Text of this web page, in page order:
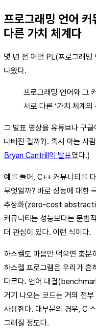
프로그래밍 언어
다른 가치 체계다
몇 년 전 어떤 PL(프로그래밍
나왔다.
프로그래밍 언어와 그
서로 다른 ‘가치 체계의
그 발표 영상을 유튜브나 구
나빠진 걸까?). 혹시 아는 사
Bryan Cantrill의 발표였다.)
예를 들어, C++ 커뮤니티를
무엇일까? 바로 성능에 대한
추상화(zero-cost
커뮤니티는 성능보다는 문
더 관심이 있다. 이런 식이다.
하스켈도 마음만 먹으면 충분
하스켈 프로그램은 우리가 흔
다르다. 언어 대결
거기 나오는 코드는 거의 전
사용한다. 대부분의 경우, C
그려질 정도다.